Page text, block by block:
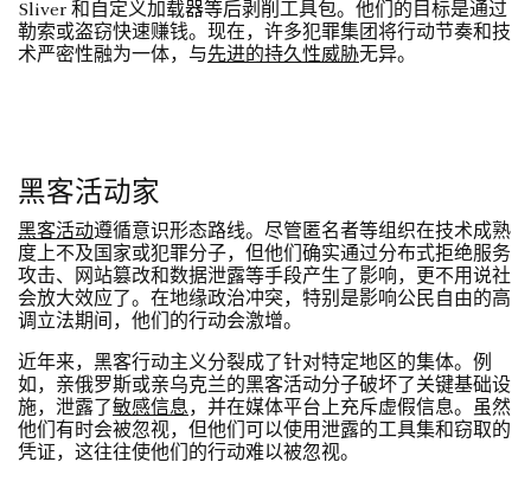
Sliver 和自定义加载器等后剥削工具包。他们的目标是通过
勒索或盗窃快速赚钱。现在，许多犯罪集团将行动节奏和技
术严密性融为一体，与先进的持久性威胁无异。
黑客活动家
黑客活动遵循意识形态路线。尽管匿名者等组织在技术成熟
度上不及国家或犯罪分子，但他们确实通过分布式拒绝服务
攻击、网站篡改和数据泄露等手段产生了影响，更不用说社
会放大效应了。在地缘政治冲突，特别是影响公民自由的高
调立法期间，他们的行动会激增。
近年来，黑客行动主义分裂成了针对特定地区的集体。例
如，亲俄罗斯或亲乌克兰的黑客活动分子破坏了关键基础设
施，泄露了 敏感信息，并在媒体平台上充斥虚假信息。虽然
他们有时会被忽视，但他们可以使用泄露的工具集和窃取的
凭证，这往往使他们的行动难以被忽视。